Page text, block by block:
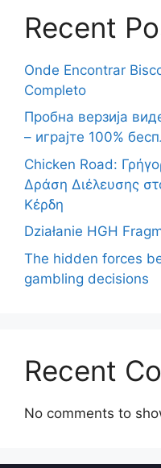
Recent
Onde Encontrar
Completo
Пробна верзија
– играјте 100%
Chicken Road:
Δράση Διέλευσης
Κέρδη
Działanie HGH
The hidden forces
gambling decisions
Recent
No comments to